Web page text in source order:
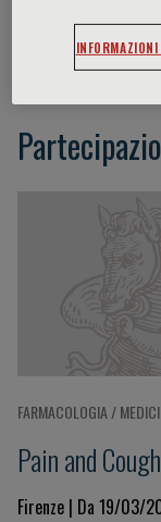
Jana
FARMACOLOGIA /
Pain and Cough
Firenze | Da 19/03/